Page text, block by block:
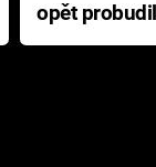
opět
přichází s